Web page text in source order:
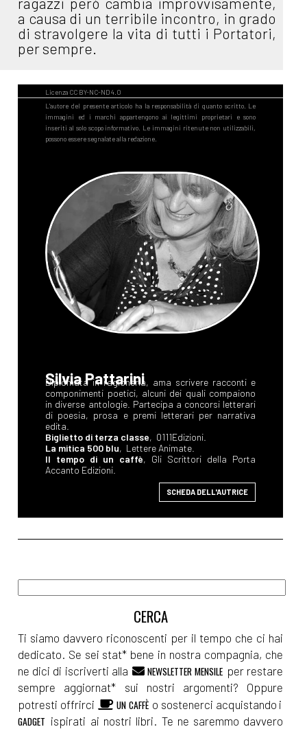
a causa di un terribile incontro, in grado
di stravolgere la vita di tutti i Portatori,
per sempre.
Silvia Pattarini
Diplomata in ragioneria, ama scrivere racconti e
componimenti poetici, alcuni dei quali compaiono
in diverse antologie. Partecipa a concorsi letterari
di poesia, prosa e premi letterari per narrativa
edita.
Biglietto di terza classe, 0111Edizioni.
La mitica 500 blu, Lettere Animate.
Il tempo di un caffè, Gli Scrittori della Porta
Accanto Edizioni.
SCHEDA DELL'AUTRICE
Ti siamo davvero riconoscenti per il tempo che ci hai
dedicato. Se sei stat* bene in nostra compagnia, che
ne dici di iscriverti alla
NEWSLETTER MENSILE per restare
sempre aggiornat* sui nostri argomenti? Oppure
potresti offrirci
UN CAFFÈ o sostenerci acquistando i
GADGET ispirati ai nostri libri. Te ne saremmo davvero